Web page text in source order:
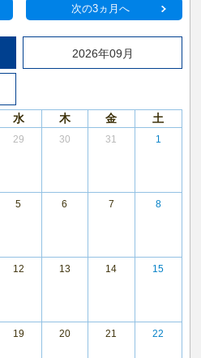
次の3ヵ月へ
2026年09月
水 木 金 土
29 30 31 1
5 6 7 8
12 13 14 15
19 20 21 22